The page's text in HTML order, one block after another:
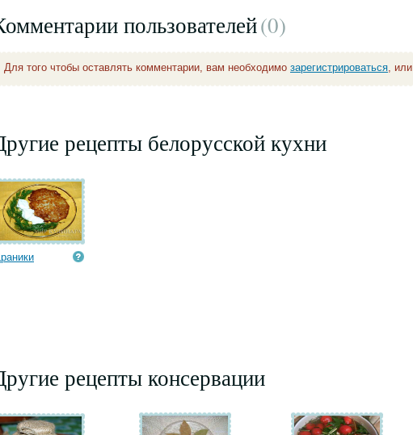
пользователей(0)
Для того чтобы оставлять комментарии, вам необходимо зарегистрироваться, или
рецепты белорусской кухни
рецепты консервации